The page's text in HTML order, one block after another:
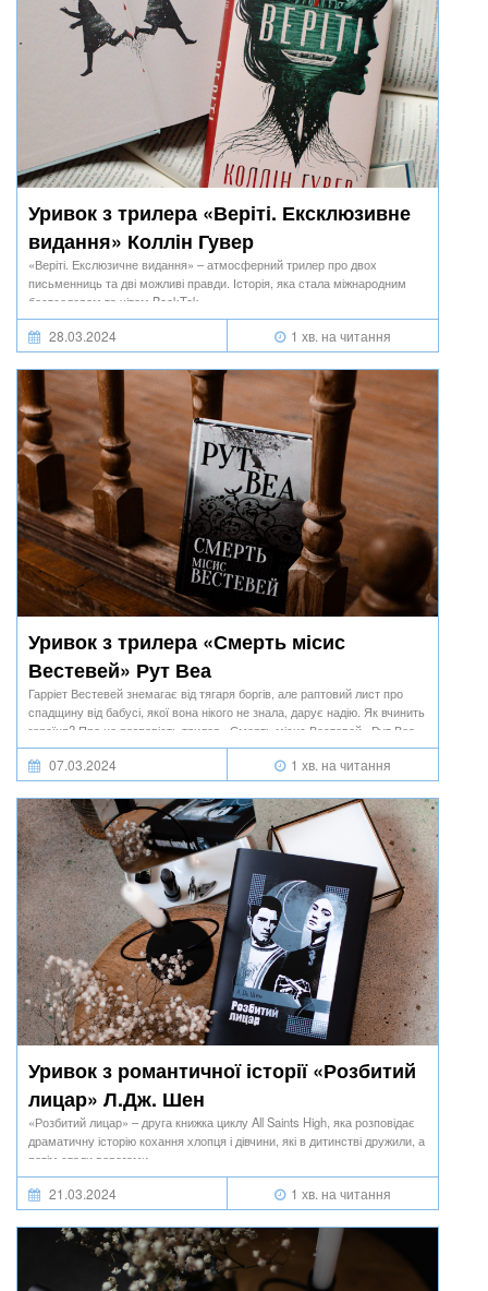
Уривок з трилера «Веріті. Ексклюзивне
видання» Коллін Гувер
«Веріті. Екслюзичне видання» – атмосферний трилер про двох
письменниць та дві можливі правди. Історія, яка стала міжнародним
бестселером та хітом BookTok.
28.03.2024 1 хв. на читання
Уривок з трилера «Смерть місис
Вестевей» Рут Веа
Гарріет Вестевей знемагає від тягаря боргів, але раптовий лист про
спадщину від бабусі, якої вона нікого не знала, дарує надію. Як вчинить
героїня? Про це розповість трилер «Смерть місис Вестевей» Рут Веа.
07.03.2024 1 хв. на читання
Уривок з романтичної історії «Розбитий
лицар» Л.Дж. Шен
«Розбитий лицар» – друга книжка циклу All Saints High, яка розповідає
драматичну історію кохання хлопця і дівчини, які в дитинстві дружили, а
потім стали ворогами.
21.03.2024 1 хв. на читання